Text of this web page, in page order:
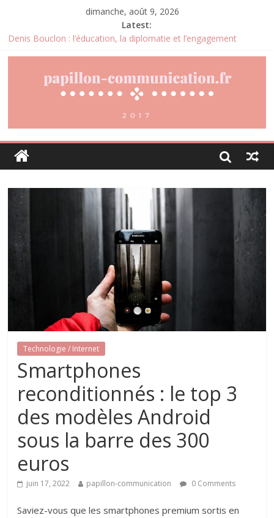
dimanche, août 9, 2026
Latest:
Denis Bouclon : l’éducation, la diplomatie et l’engagement
marchés africains
Pourquoi la gestion locative devient un levier stratégique pour
Daniel Moquet : quand les avis clients deviennent un levier
d’amélioration continue ?
Agria : une assurance santé animale conçue pour répondre aux
besoins des propriétaires
Technologie / Internet
Smartphones
reconditionnés : le top 3
des modèles Android
sous la barre des 300
euros
juin 17, 2022 papillon-communication 0 Comments
Saviez-vous que les smartphones premium sortis en